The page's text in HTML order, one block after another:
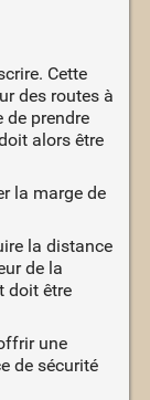
Cette
des routes à
prendre
alors être
la marge de
la distance
de la
doit être
une
de sécurité